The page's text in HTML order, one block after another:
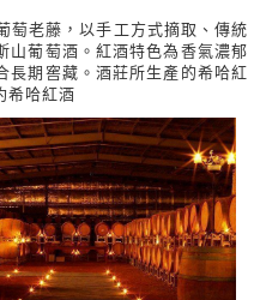
萄老藤，以手工方式摘取、傳統
山葡萄酒。紅酒特色為香氣濃郁
長期窖藏。酒莊所生產的希哈紅
希哈紅酒